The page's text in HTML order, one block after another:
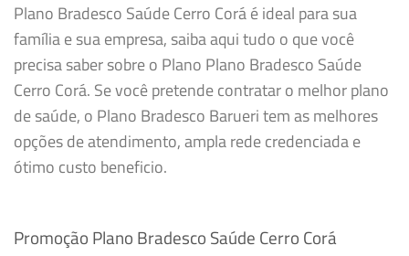
Plano Bradesco Saúde Cerro Corá é ideal para sua
família e sua empresa, saiba aqui tudo o que você
precisa saber sobre o Plano Plano Bradesco Saúde
Cerro Corá. Se você pretende contratar o melhor plano
de saúde, o Plano Bradesco Barueri tem as melhores
opções de atendimento, ampla rede credenciada e
ótimo custo beneficio.
Promoção Plano Bradesco Saúde Cerro Corá